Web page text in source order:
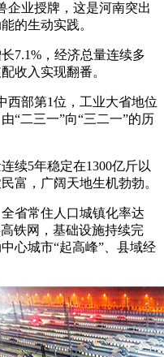
业授牌，这是河南突出
的生动实践。
，经济总量连续多
收入实现翻番。
部第1位，工业大省地位
“二三一”向“三二一”的历
5年稳定在1300亿斤以
富，广阔天地生机勃勃。
省常住人口城镇化率达
铁网，基础设施持续完
心城市“起高峰”、县域经